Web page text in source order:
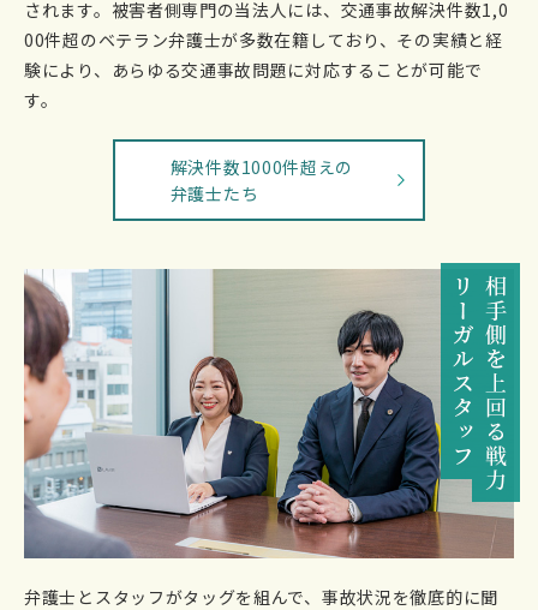
されます。被害者側専門の当法人には、交通事故解決件数1,0
00件超のベテラン弁護士が多数在籍しており、その実績と経
験により、あらゆる交通事故問題に対応することが可能で
す。
解決件数1000件超えの
弁護士たち
弁護士とスタッフがタッグを組んで、事故状況を徹底的に聞